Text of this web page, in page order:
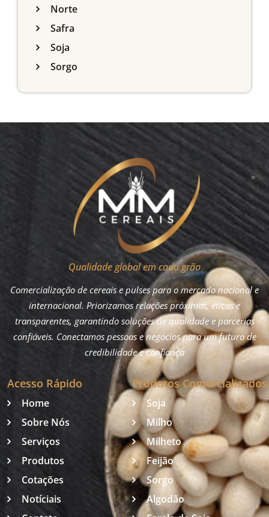
Norte
Safra
Soja
Sorgo
Qualidade global em cada grão
Comercialização de cereais e pulses para o mercado nacional e
internacional. Priorizamos relações próximas, éticas e
transparentes, garantindo soluções de qualidade e parcerias
confiáveis. Conectamos pessoas e negócios para um futuro de
credibilidade e confiança
Acesso Rápido
Home
Sobre Nós
Serviços
Produtos
Cotações
Notíciais
Produtos Comercializados
Soja
Milho
Milheto
Feijão
Sorgo
Algodão